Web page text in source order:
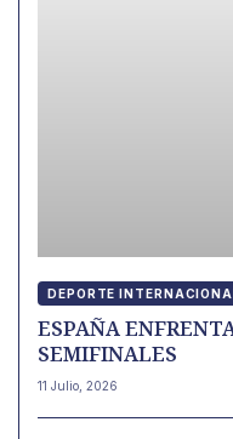
DEPORTE
ESPAÑA
SEMIFINALES
11 Julio, 2026